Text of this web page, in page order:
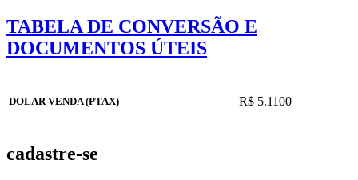
TABELA DE CONVERSÃO E
DOCUMENTOS ÚTEIS
DOLAR VENDA (PTAX) R$ 5.1100
cadastre-se